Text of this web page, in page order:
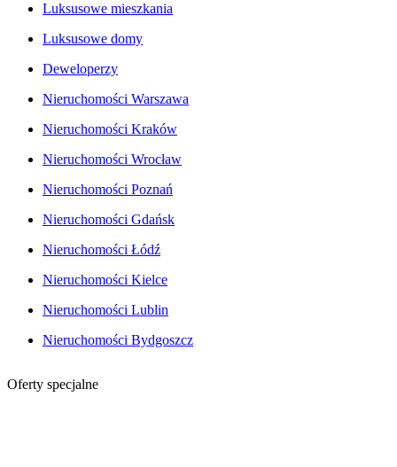
Luksusowe mieszkania
Luksusowe domy
Deweloperzy
Nieruchomości Warszawa
Nieruchomości Kraków
Nieruchomości Wrocław
Nieruchomości Poznań
Nieruchomości Gdańsk
Nieruchomości Łódź
Nieruchomości Kielce
Nieruchomości Lublin
Nieruchomości Bydgoszcz
Oferty specjalne